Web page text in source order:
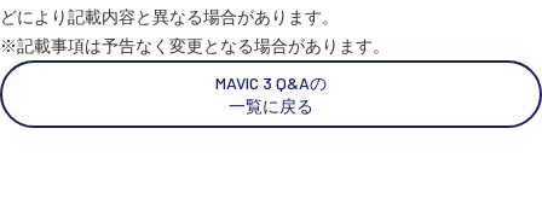
どにより記載内容と異なる場合があります。
※記載事項は予告なく変更となる場合があります。
MAVIC 3 Q&Aの
一覧に戻る